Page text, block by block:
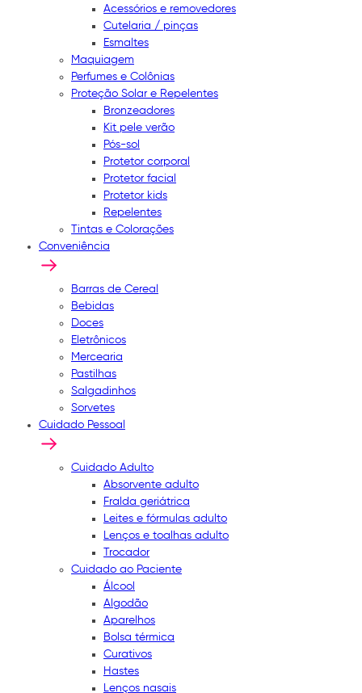
Acessórios e removedores
Cutelaria / pinças
Esmaltes
Maquiagem
Perfumes e Colônias
Proteção Solar e Repelentes
Bronzeadores
Kit pele verão
Pós-sol
Protetor corporal
Protetor facial
Protetor kids
Repelentes
Tintas e Colorações
Conveniência
Barras de Cereal
Bebidas
Doces
Eletrônicos
Mercearia
Pastilhas
Salgadinhos
Sorvetes
Cuidado Pessoal
Cuidado Adulto
Absorvente adulto
Fralda geriátrica
Leites e fórmulas adulto
Lenços e toalhas adulto
Trocador
Cuidado ao Paciente
Álcool
Algodão
Aparelhos
Bolsa térmica
Curativos
Hastes
Lenços nasais